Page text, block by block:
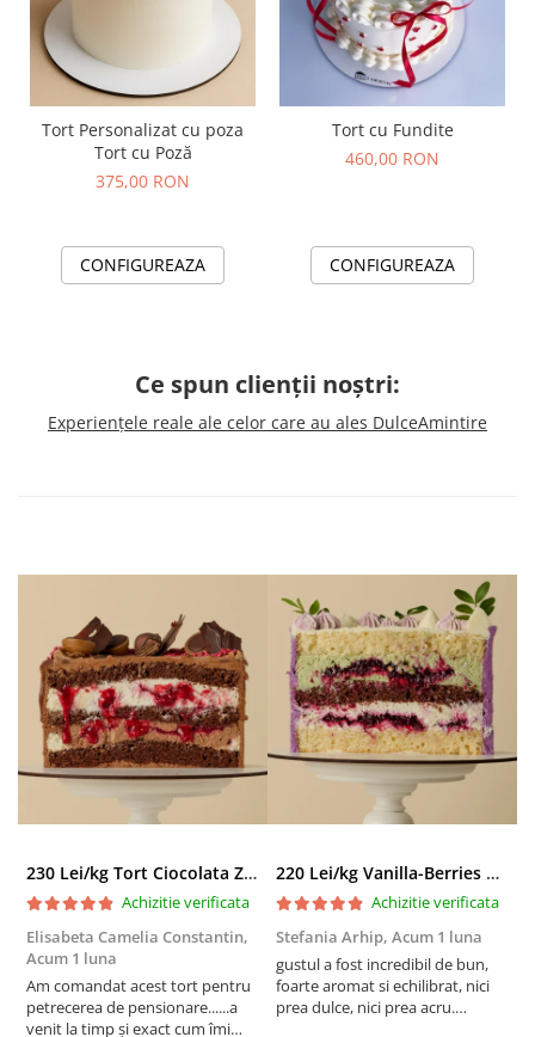
Tort Personalizat cu poza
Tort cu Poză
375,00 RON
CONFIGUREAZA
Tort cu Fundite
460,00 RON
CONFIGUREAZA
Ce spun clienții noștri:
Experiențele reale ale celor care au ales DulceAmintire
230 Lei/kg Tort Ciocolata Zmeura
Achizitie verificata
Elisabeta Camelia Constantin,
Acum 1 luna
Am comandat acest tort pentru
petrecerea de pensionare......a
venit la timp și exact cum îmi
220 Lei/kg Vanilla-Berries Paradise
Achizitie verificata
Stefania Arhip, Acum 1 luna
gustul a fost incredibil de bun,
foarte aromat si echilibrat, nici
prea dulce, nici prea acru.